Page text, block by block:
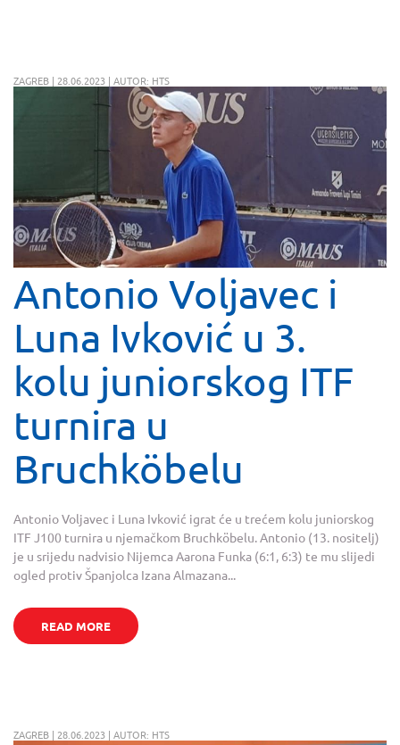
ZAGREB | 28.06.2023 | AUTOR: HTS
Antonio Voljavec i
Luna Ivković u 3.
kolu juniorskog ITF
turnira u
Bruchköbelu
Antonio Voljavec i Luna Ivković igrat će u trećem kolu juniorskog
ITF J100 turnira u njemačkom Bruchköbelu. Antonio (13. nositelj)
je u srijedu nadvisio Nijemca Aarona Funka (6:1, 6:3) te mu slijedi
ogled protiv Španjolca Izana Almazana...
READ MORE
ZAGREB | 28.06.2023 | AUTOR: HTS